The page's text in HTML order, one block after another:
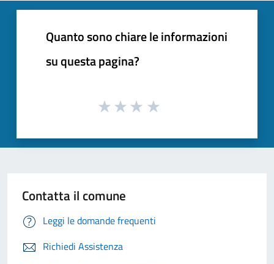
Quanto sono chiare le informazioni
su questa pagina?
Contatta il comune
Leggi le domande frequenti
Richiedi Assistenza